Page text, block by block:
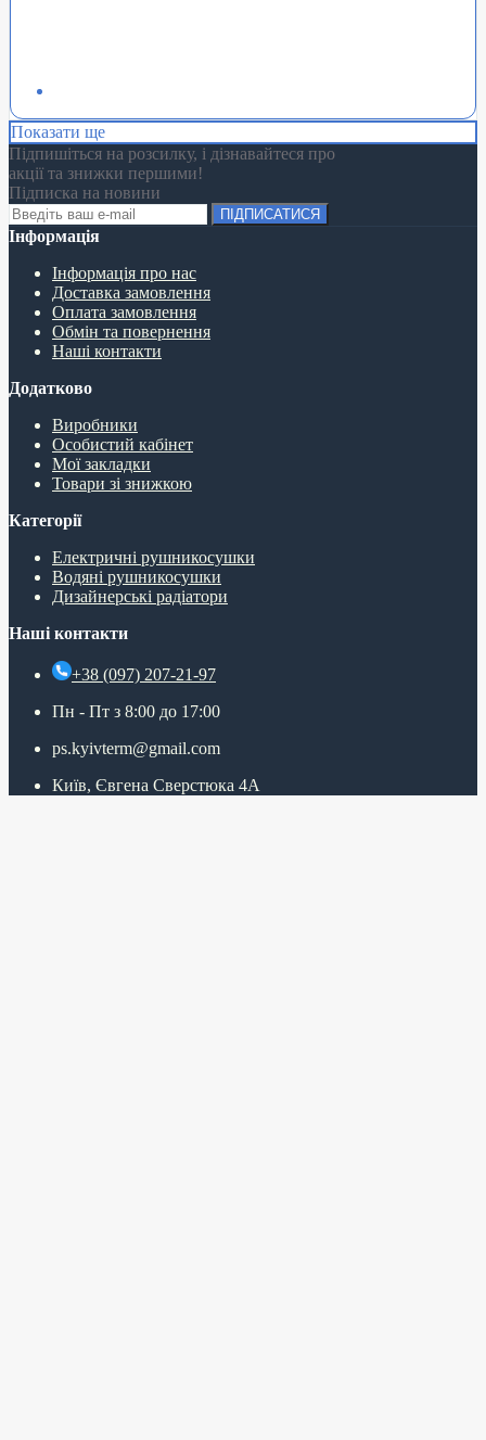
Показати ще
Підпишіться на розсилку, і дізнавайтеся про
акції та знижки першими!
Підписка на новини
ПІДПИСАТИСЯ
Інформація
Інформація про нас
Доставка замовлення
Оплата замовлення
Обмін та повернення
Наші контакти
Додатково
Виробники
Особистий кабінет
Мої закладки
Товари зі знижкою
Категорії
Електричні рушникосушки
Водяні рушникосушки
Дизайнерські радіатори
Наші контакти
+38 (097) 207-21-97
Пн - Пт з 8:00 до 17:00
ps.kyivterm@gmail.com
Київ, Євгена Сверстюка 4А